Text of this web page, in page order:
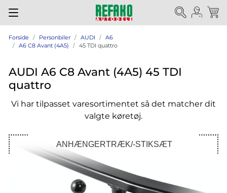
Forside Personbiler AUDI
A6
A6 C8 Avant (4A5)
45 TDI quattro
AUDI A6 C8 Avant (4A5) 45 TDI
quattro
Vi har tilpasset varesortimentet så det matcher dit
valgte køretøj.
ANHÆNGERTRÆK/-STIKSÆT